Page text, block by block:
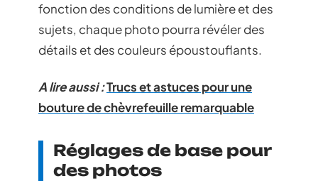
fonction des conditions de lumière et des
sujets, chaque photo pourra révéler des
détails et des couleurs époustouflants.
A lire aussi :Trucs et astuces pour une
bouture de chèvrefeuille remarquable
Réglages de base pour
des photos